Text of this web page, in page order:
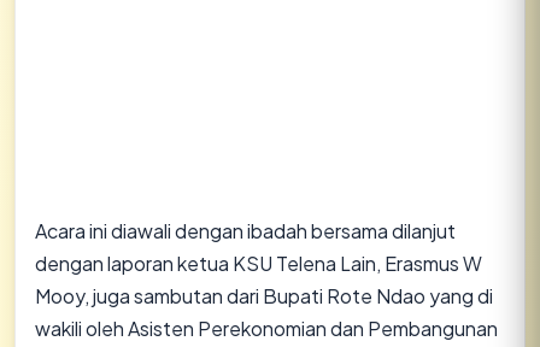
Acara ini diawali dengan ibadah bersama dilanjut
dengan laporan ketua KSU Telena Lain, Erasmus W
Mooy, juga sambutan dari Bupati Rote Ndao yang di
wakili oleh Asisten Perekonomian dan Pembangunan